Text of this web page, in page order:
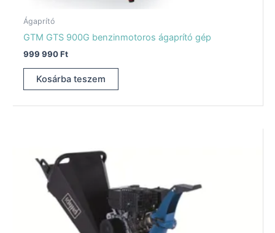
Ágaprító
GTM GTS 900G benzinmotoros ágaprító gép
999 990Ft
Kosárba teszem